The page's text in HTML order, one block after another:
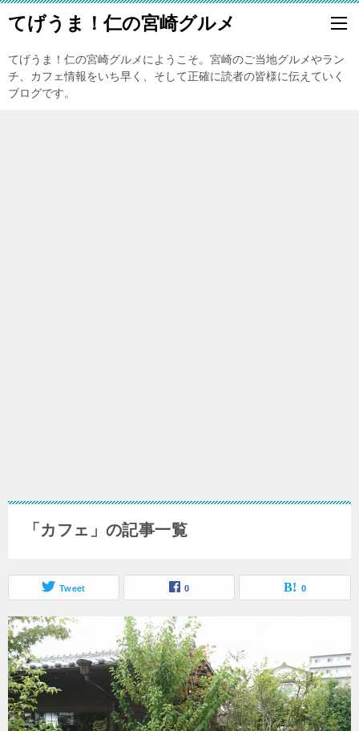
てげうま！仁の宮崎グルメ
てげうま！仁の宮崎グルメにようこそ。宮崎のご当地グルメやラン
チ、カフェ情報をいち早く、そして正確に読者の皆様に伝えていく
ブログです。
「カフェ」の記事一覧
Tweet 0 0